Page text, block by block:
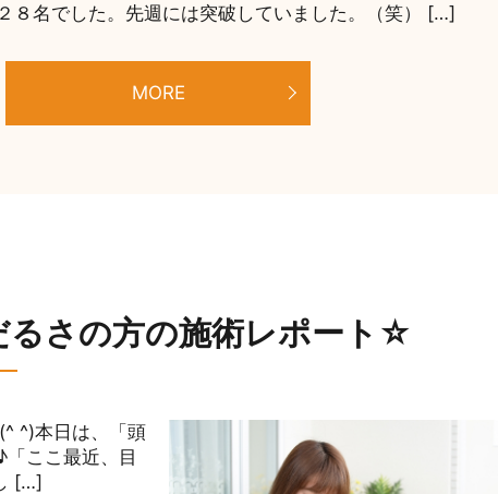
８名でした。先週には突破していました。（笑） […]
MORE
さの方の施術レポート☆
^)本日は、「頭
ここ最近、目
[…]